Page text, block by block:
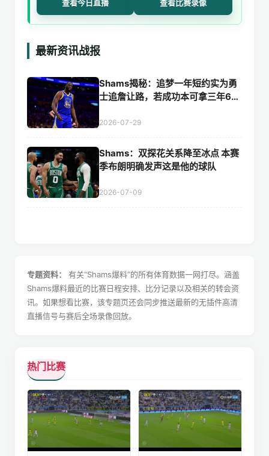
查看今日直播 查看比赛录像
最新资讯战报
Shams揭秘：追梦一年短约实为勇
士追詹让路，若成功本可拿三年60
2026-07-29
Shams：双探花关系降至冰点 本赛
季布朗明确发声这是他的球队
2026-07-09
专题资料：
有关“Shams爆料”的所有体育数据一网打尽。涵盖
Shams爆料最近的比赛日程安排、比分记录以及相关的转会资
讯。如果想看比赛，该专题页还会同步推送最新的无插件高清
直播信号与赛后全场录像回放。
热门比赛